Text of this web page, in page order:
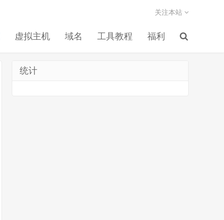
虚拟主机 域名 工具教程 福利
关注本站
统计